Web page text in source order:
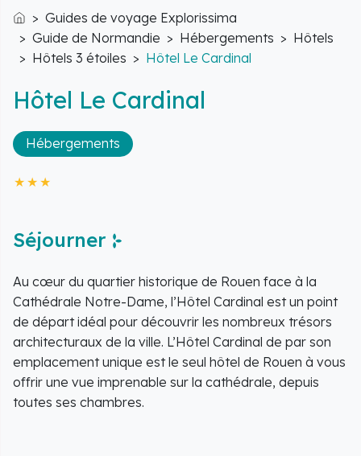
Accueil
Guides de voyage Explorissima
Guide de Normandie
Hébergements
Hôtels
Hôtels 3 étoiles
Hôtel Le Cardinal
Hôtel Le Cardinal
Hébergements
Séjourner
Au cœur du quartier historique de Rouen face à la
Cathédrale Notre-Dame, l’Hôtel Cardinal est un point
de départ idéal pour découvrir les nombreux trésors
architecturaux de la ville. L’Hôtel Cardinal de par son
emplacement unique est le seul hôtel de Rouen à vous
offrir une vue imprenable sur la cathédrale, depuis
toutes ses chambres.